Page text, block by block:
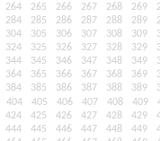
264 265 266 267 268 269
284 285 286 287 288 289
304 305 306 307 308 309
324 325 326 327 328 329
344 345 346 347 348 349
364 365 366 367 368 369
384 385 386 387 388 389
404 405 406 407 408 409
424 425 426 427 428 429
444 445 446 447 448 449